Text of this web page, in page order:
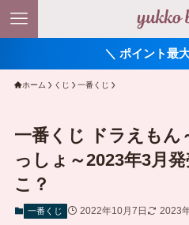
＼ ポイント最大11倍！ ／
ホーム くじ 一番くじ
一番くじ ドラえもん
っしょ～2023年3月
こ？
一番くじ 2022年10月7日 2023